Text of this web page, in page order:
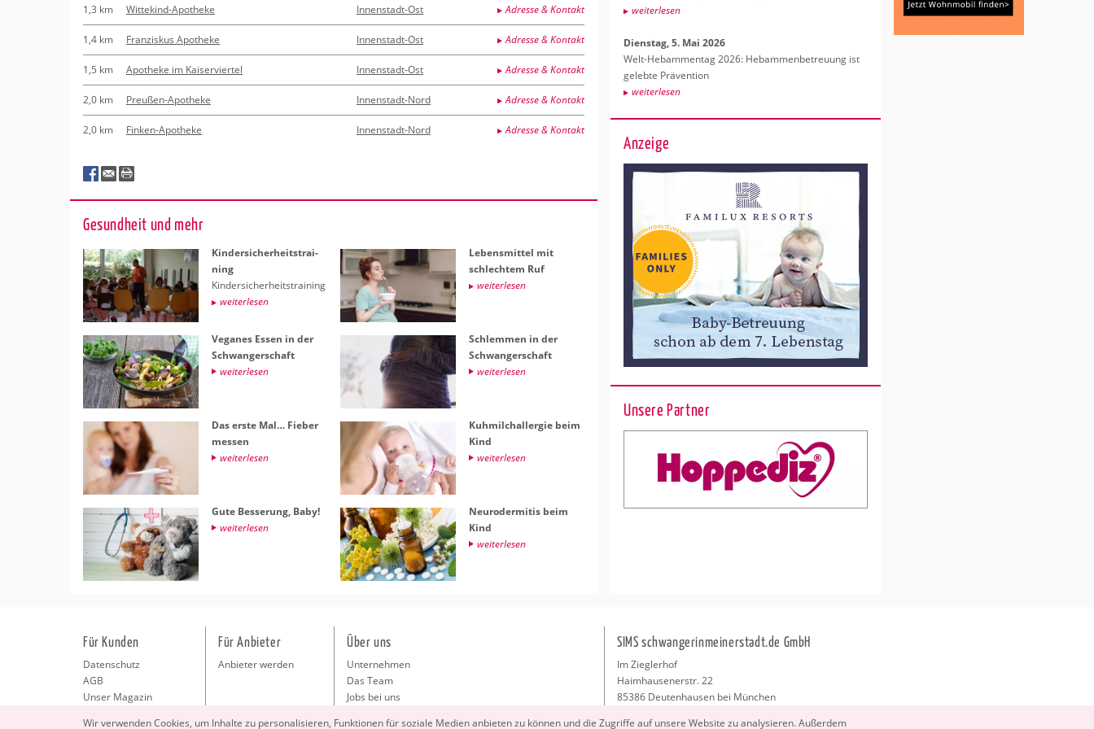
1,3 km Wittekind-Apotheke Innenstadt-Ost Adresse & Kontakt
1,4 km Franziskus Apotheke Innenstadt-Ost Adresse & Kontakt
1,5 km Apotheke im Kaiserviertel Innenstadt-Ost Adresse & Kontakt
2,0 km Preußen-Apotheke Innenstadt-Nord Adresse & Kontakt
2,0 km Finken-Apotheke Innenstadt-Nord Adresse & Kontakt
Ge­sund­heit und mehr
Kin­der­si­cher­heits­trai­
ning
Kin­der­si­cher­heits­trai­ning
wei­ter­le­sen
Le­bens­mit­tel mit
schlech­tem Ruf
wei­ter­le­sen
Ve­ga­nes Essen in der
Schwan­ger­schaft
wei­ter­le­sen
Schlem­men in der
Schwan­ger­schaft
wei­ter­le­sen
Das erste Mal… Fie­ber
mes­sen
wei­ter­le­sen
Kuh­milch­all­er­gie beim
Kind
wei­ter­le­sen
Gute Bes­se­rung, Baby!
wei­ter­le­sen
Neu­ro­der­mi­tis beim
Kind
wei­ter­le­sen
wei­ter­le­sen
Diens­tag, 5. Mai 2026
Welt-Heb­am­men­tag 2026: Heb­am­men­be­treu­ung ist
ge­leb­te Prä­ven­ti­on
wei­ter­le­sen
Anzeige
Unsere Partner
Wir ver­wen­den Coo­kies, um In­hal­te zu per­so­na­li­sie­ren, Funk­tio­nen für so­zia­le Me­di­en an­bie­ten zu kön­nen und die Zu­grif­fe auf un­se­re Web­site zu ana­ly­sie­ren. Au­ßer­dem
Für Kunden
Datenschutz
AGB
Unser Magazin
Für Anbieter
Anbieter werden
Über uns
Unternehmen
Das Team
Jobs bei uns
SIMS schwangerinmeinerstadt.de GmbH
Im Zieglerhof
Haimhausenerstr. 22
85386 Deutenhausen bei München